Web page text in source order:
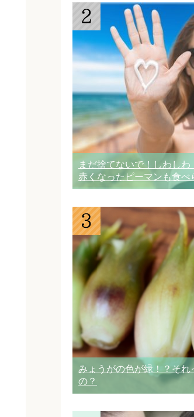
まだ捨てないで！しわしわ
赤くなったピーマンも食べ
みょうがの色が緑！？それ
の？